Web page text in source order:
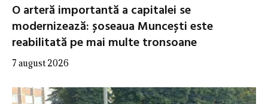
O arteră importantă a capitalei se
modernizează: șoseaua Muncești este
reabilitată pe mai multe tronsoane
7 august 2026